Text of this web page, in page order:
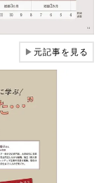
▶元記事を見る